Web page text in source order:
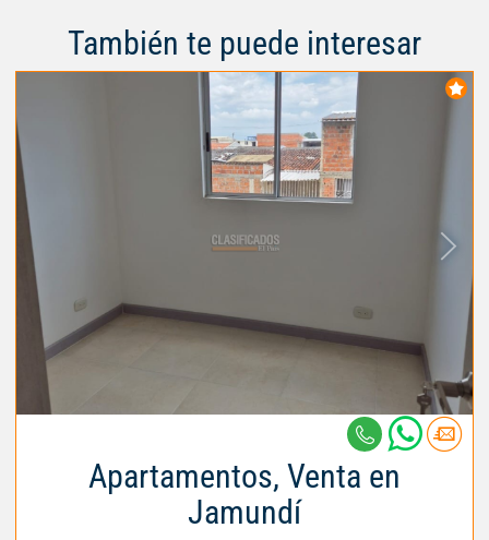
También te puede interesar
Apartamentos, Venta en
Jamundí